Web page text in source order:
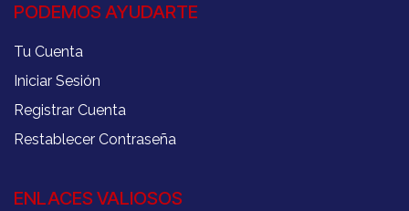
PODEMOS AYUDARTE
Tu Cuenta
Iniciar Sesión
Registrar Cuenta
Restablecer Contraseña
ENLACES VALIOSOS